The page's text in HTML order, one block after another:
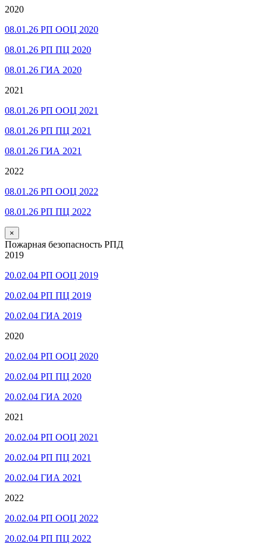
2020
08.01.26 РП ООЦ 2020
08.01.26 РП ПЦ 2020
08.01.26 ГИА 2020
2021
08.01.26 РП ООЦ 2021
08.01.26 РП ПЦ 2021
08.01.26 ГИА 2021
2022
08.01.26 РП ООЦ 2022
08.01.26 РП ПЦ 2022
×
Пожарная безопасность РПД
2019
20.02.04 РП ООЦ 2019
20.02.04 РП ПЦ 2019
20.02.04 ГИА 2019
2020
20.02.04 РП ООЦ 2020
20.02.04 РП ПЦ 2020
20.02.04 ГИА 2020
2021
20.02.04 РП ООЦ 2021
20.02.04 РП ПЦ 2021
20.02.04 ГИА 2021
2022
20.02.04 РП ООЦ 2022
20.02.04 РП ПЦ 2022